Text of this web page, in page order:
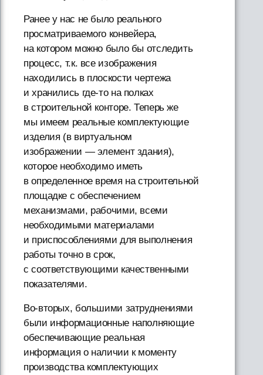
Ранее у нас не было реального
просматриваемого конвейера,
на котором можно было бы отследить
процесс, т.к. все изображения
находились в плоскости чертежа
и хранились где-то на полках
в строительной конторе. Теперь же
мы имеем реальные комплектующие
изделия (в виртуальном
изображении — элемент здания),
которое необходимо иметь
в определенное время на строительной
площадке с обеспечением
механизмами, рабочими, всеми
необходимыми материалами
и приспособлениями для выполнения
работы точно в срок,
с соответствующими качественными
показателями.
Во-вторых, большими затруднениями
были информационные наполняющие
обеспечивающие реальная
информация о наличии к моменту
производства комплектующих